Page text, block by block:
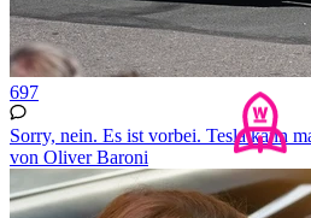
697
Sorry, nein. Es ist vorbei. Tesla kann
von Oliver Baroni